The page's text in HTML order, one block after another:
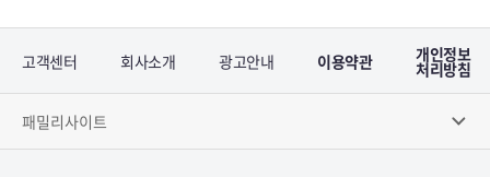
고객센터 회사소개 광고안내 이용약관 개인정보
처리방침
패밀리사이트